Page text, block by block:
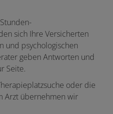
sich Ihre Versicherten
und psychologischen
geben Antworten und
Seite.
oder die
Arzt übernehmen wir